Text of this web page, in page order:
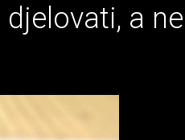
djelovati, a ne